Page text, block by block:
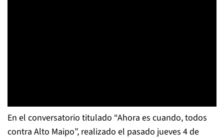
En el conversatorio titulado “Ahora es cuando, todos
contra Alto Maipo”, realizado el pasado jueves 4 de